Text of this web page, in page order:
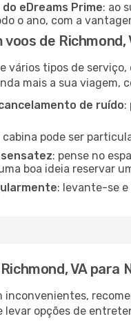
eDreams Prime: ao
o ano, com a
de Richmond,
vários tipos de
mais a sua viagem,
de ruído:
cabina pode ser
sensatez: pense no
boa ideia reservar
: levante-se
VA para
inconvenientes,
levar opções de